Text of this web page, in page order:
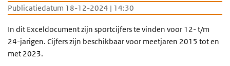
Publicatiedatum 18-12-2024 | 14:30
In dit Exceldocument zijn sportcijfers te vinden voor 12- t/m
24-jarigen. Cijfers zijn beschikbaar voor meetjaren 2015 tot en
met 2023.